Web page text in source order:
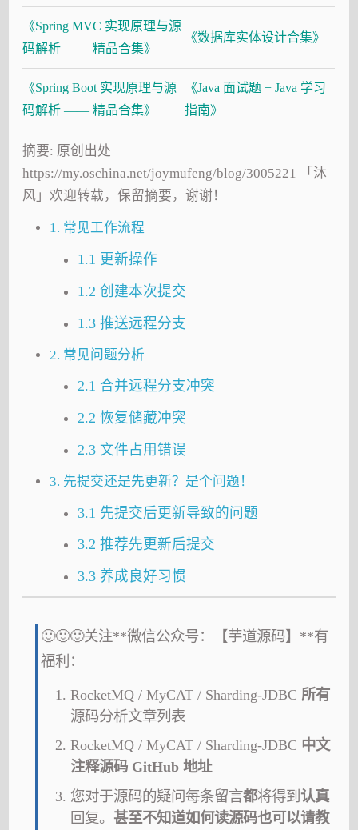
《Spring MVC 实现原理与源
码解析 —— 精品合集》
《数据库实体设计合集》
《Spring Boot 实现原理与源
码解析 —— 精品合集》
《Java 面试题 + Java 学习
指南》
摘要: 原创出处
https://my.oschina.net/joymufeng/blog/3005221 「沐
风」欢迎转载，保留摘要，谢谢！
1. 常见工作流程
1.1 更新操作
1.2 创建本次提交
1.3 推送远程分支
2. 常见问题分析
2.1 合并远程分支冲突
2.2 恢复储藏冲突
2.3 文件占用错误
3. 先提交还是先更新？是个问题！
3.1 先提交后更新导致的问题
3.2 推荐先更新后提交
3.3 养成良好习惯
🙂🙂🙂关注**微信公众号：【芋道源码】**有
福利：
RocketMQ / MyCAT / Sharding-JDBC 所有
源码分析文章列表
RocketMQ / MyCAT / Sharding-JDBC 中文
注释源码 GitHub 地址
您对于源码的疑问每条留言都将得到 认真
回复。 甚至不知道如何读源码也可以请教